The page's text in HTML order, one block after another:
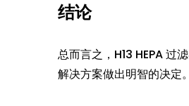
结论
总而言之，H13 HEPA 过
解决方案做出明智的决定